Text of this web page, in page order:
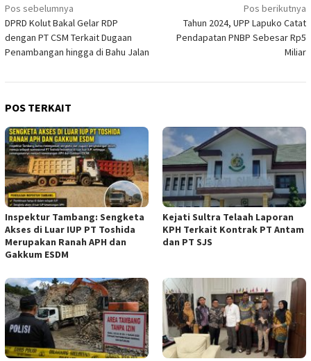
Navigasi
pos
Pos sebelumnya
DPRD Kolut Bakal Gelar RDP
dengan PT CSM Terkait Dugaan
Penambangan hingga di Bahu Jalan
Pos berikutnya
Tahun 2024, UPP Lapuko Catat
Pendapatan PNBP Sebesar Rp5
Miliar
POS TERKAIT
Inspektur Tambang: Sengketa
Akses di Luar IUP PT Toshida
Merupakan Ranah APH dan
Gakkum ESDM
Kejati Sultra Telaah Laporan
KPH Terkait Kontrak PT Antam
dan PT SJS